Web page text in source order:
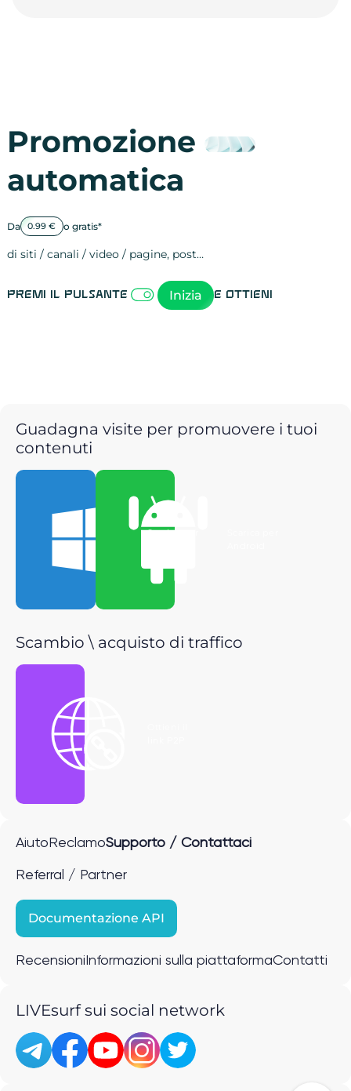
Promozione
automatica
Da 0.99 € o gratis*
di siti / canali / video / pagine, post…
Premi il pulsante Inizia e ottieni
Guadagna visite per promuovere i tuoi
contenuti
Scarica per
Scambio \ acquisto di traffico
Aiuto ReclamoSupporto / Contattaci
Referral / Partner
Documentazione API
Recensioni Informazioni sulla piattaformaContatti
LIVEsurf sui social network